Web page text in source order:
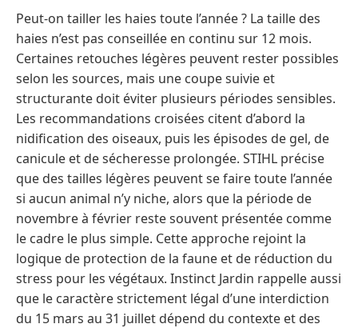
Peut-on tailler les haies toute l’année ? La taille des
haies n’est pas conseillée en continu sur 12 mois.
Certaines retouches légères peuvent rester possibles
selon les sources, mais une coupe suivie et
structurante doit éviter plusieurs périodes sensibles.
Les recommandations croisées citent d’abord la
nidification des oiseaux, puis les épisodes de gel, de
canicule et de sécheresse prolongée. STIHL précise
que des tailles légères peuvent se faire toute l’année
si aucun animal n’y niche, alors que la période de
novembre à février reste souvent présentée comme
le cadre le plus simple. Cette approche rejoint la
logique de protection de la faune et de réduction du
stress pour les végétaux. Instinct Jardin rappelle aussi
que le caractère strictement légal d’une interdiction
du 15 mars au 31 juillet dépend du contexte et des